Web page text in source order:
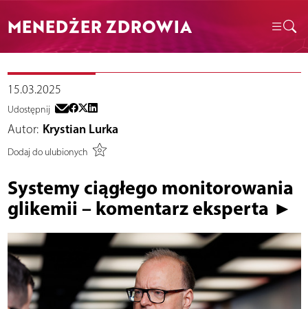
MENEDŻER ZDROWIA
15.03.2025
Udostępnij
Autor: Krystian Lurka
Dodaj do ulubionych
Systemy ciągłego monitorowania
glikemii – komentarz eksperta ►